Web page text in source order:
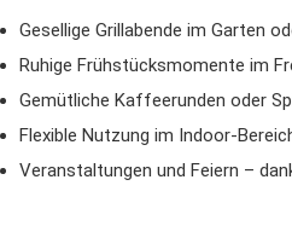
Gesellige Grillabende im Garten
Ruhige Frühstücksmomente im
Gemütliche Kaffeerunden oder
Flexible Nutzung im Indoor-
Veranstaltungen und Feiern –